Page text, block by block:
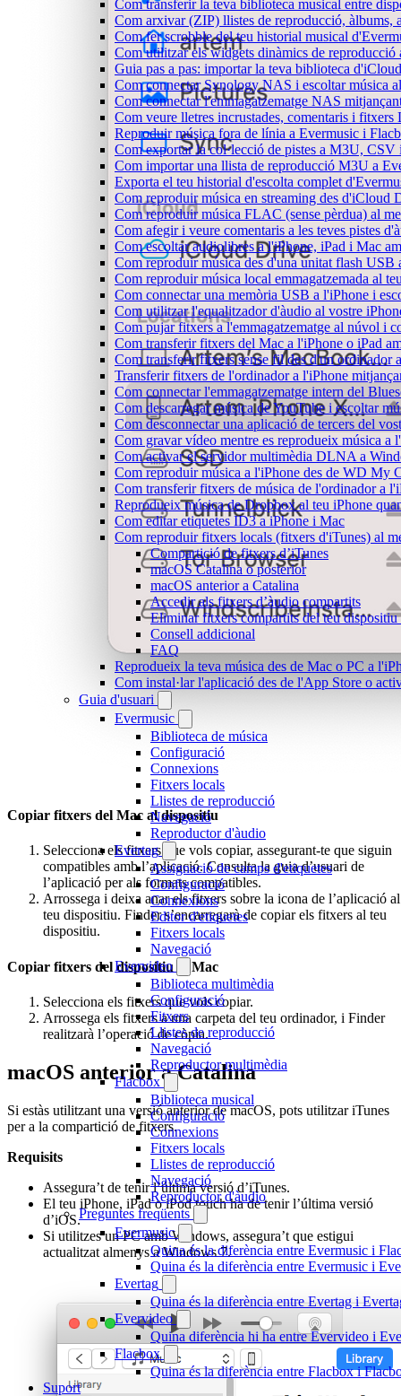
Com transferir la teva biblioteca musical entre
Com arxivar (ZIP) llistes de reproducció, àlbums,
Com fer scrobble del teu historial musical
Com utilitzar els widgets dinàmics de
Guia pas a pas: importar la teva biblioteca
Com connectar Synology NAS i escoltar música
Com connectar l'emmagatzematge NAS
Com veure lletres incrustades, comentaris i
Reproduir música fora de línia a Evermusic i
Com exportar la col·lecció de pistes a M3U,
Com importar una llista de reproducció M3U a
Exporta el teu historial d'escolta complet
Com reproduir música en streaming des d'iCloud
Com reproduir música FLAC (sense pèrdua) al
Com afegir i veure comentaris a les teves pistes
Com escoltar audiolibres a l'iPhone, iPad i Mac
Com reproduir música des d'una unitat flash
Com reproduir música local emmagatzemada al
Com connectar una memòria USB a l'iPhone i
Com utilitzar l'equalitzador d'àudio al vostre
Com pujar fitxers a l'emmagatzematge al núvol i
Com transferir fitxers del Mac a l'iPhone o iPad
Com transferir fitxers sense fil des d'un ordinador
Transferir fitxers de l'ordinador a l'iPhone
Com connectar l'emmagatzematge intern del
Com descarregar música de YouTube i escoltar
Com desconnectar una aplicació de tercers del
Com gravar vídeo mentre es reprodueix música a
Com activar el servidor multimèdia DLNA a
Com reproduir música a l'iPhone des de WD My
Com transferir fitxers de música de l'ordinador a
Reprodueix música de Dropbox al teu iPhone
Com editar etiquetes ID3 a iPhone i Mac
Com reproduir fitxers locals (fitxers d'iTunes) al
Compartició de fitxers d’iTunes
macOS Catalina o posterior
macOS anterior a Catalina
Accedir als fitxers d’àudio compartits
Eliminar fitxers compartits del teu
Consell addicional
FAQ
Reprodueix la teva música des de Mac o PC a
Com instal·lar l'aplicació des de l'App Store o
Guia d'usuari
Evermusic
Biblioteca de música
Configuració
Connexions
Fitxers locals
Llistes de reproducció
Navegació
Reproductor d'àudio
Evertag
Assignació de camps d'etiquetes
Configuració
Connexions
Editor d'etiquetes
Fitxers locals
Navegació
Evervideo
Biblioteca multimèdia
Configuració
Fitxers
Llistes de reproducció
Navegació
Reproductor multimèdia
Flacbox
Biblioteca musical
Configuració
Connexions
Fitxers locals
Llistes de reproducció
Navegació
Reproductor d'àudio
Preguntes freqüents
Evermusic
Quina és la diferència entre Evermusic i
Quina és la diferència entre Evermusic i
Evertag
Quina és la diferència entre Evertag i
Evervideo
Quina diferència hi ha entre Evervideo i
Flacbox
Quina és la diferència entre Flacbox i
Suport
Copiar fitxers del Mac al dispositiu
Selecciona els fitxers que vols copiar, assegurant-te que siguin
compatibles amb l’aplicació. Consulta la guia d’usuari de
l’aplicació per als formats compatibles.
Arrossega i deixa anar els fitxers sobre la icona de l’aplicació al
teu dispositiu. Finder s’encarregarà de copiar els fitxers al teu
dispositiu.
Copiar fitxers del dispositiu al Mac
Selecciona els fitxers que vols copiar.
Arrossega els fitxers a una carpeta del teu ordinador, i Finder
realitzarà l’operació de còpia.
macOS anterior a Catalina
Si estàs utilitzant una versió anterior de macOS, pots utilitzar iTunes
per a la compartició de fitxers.
Requisits
Assegura’t de tenir l’última versió d’iTunes.
El teu iPhone, iPad o iPod touch ha de tenir l’última versió
d’iOS.
Si utilitzes un PC amb Windows, assegura’t que estigui
actualitzat almenys a Windows 7.